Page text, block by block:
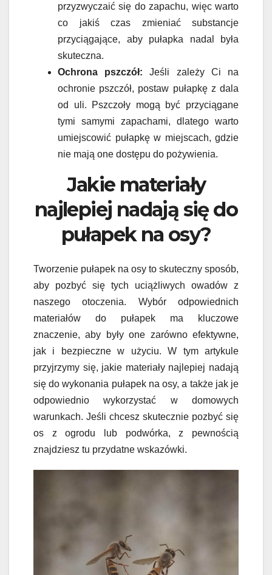
przyzwyczaić się do zapachu, więc warto
co jakiś czas zmieniać substancje
przyciągające, aby pułapka nadal była
skuteczna.
Ochrona pszczół: Jeśli zależy Ci na
ochronie pszczół, postaw pułapkę z dala
od uli. Pszczoły mogą być przyciągane
tymi samymi zapachami, dlatego warto
umiejscowić pułapkę w miejscach, gdzie
nie mają one dostępu do pożywienia.
Jakie materiały
najlepiej nadają się do
pułapek na osy?
Tworzenie pułapek na osy to skuteczny sposób,
aby pozbyć się tych uciążliwych owadów z
naszego otoczenia. Wybór odpowiednich
materiałów do pułapek ma kluczowe
znaczenie, aby były one zarówno efektywne,
jak i bezpieczne w użyciu. W tym artykule
przyjrzymy się, jakie materiały najlepiej nadają
się do wykonania pułapek na osy, a także jak je
odpowiednio wykorzystać w domowych
warunkach. Jeśli chcesz skutecznie pozbyć się
os z ogrodu lub podwórka, z pewnością
znajdziesz tu przydatne wskazówki.